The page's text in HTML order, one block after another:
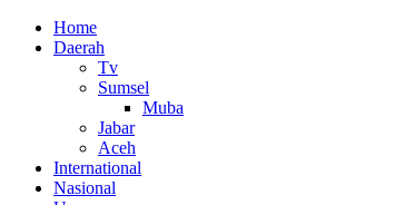
Home
Daerah
Tv
Sumsel
Muba
Jabar
Aceh
International
Nasional